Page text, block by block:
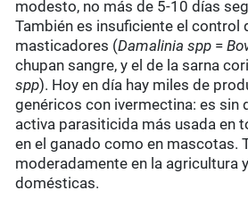
modesto, no más de 5-10 días
También es insuficiente el control
masticadores (Damalinia spp =
chupan sangre, y el de la sarna
spp). Hoy en día hay miles de
genéricos con ivermectina: es sin
activa parasiticida más usada en
en el ganado como en mascotas.
moderadamente en la agricultura
domésticas.